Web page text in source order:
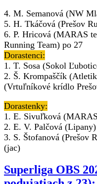
4. M. Semanová (NW
5. H. Tkáčová (Prešov
6. P. Hricová (MARAS
Running Team) po 27
Dorastenci:
1. T. Sosa (Sokol
2. Š. Krompaščík
(Vrtuľníkové krídlo
Dorastenky:
1. E. Sivuľková
2. E. V. Palčová
3. S. Štofanová (Prešov
(jac)
Superliga OBS